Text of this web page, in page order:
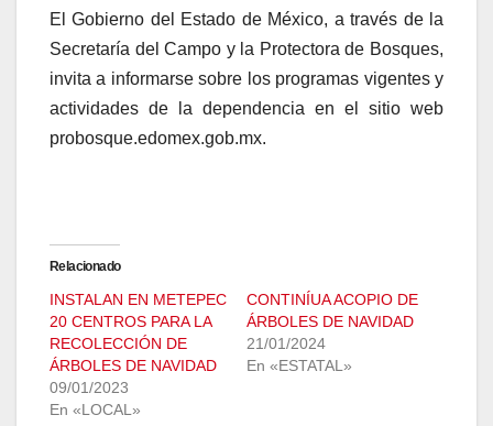
El Gobierno del Estado de México, a través de la
Secretaría del Campo y la Protectora de Bosques,
invita a informarse sobre los programas vigentes y
actividades de la dependencia en el sitio web
probosque.edomex.gob.mx.
Relacionado
INSTALAN EN METEPEC
20 CENTROS PARA LA
RECOLECCIÓN DE
ÁRBOLES DE NAVIDAD
09/01/2023
En «LOCAL»
CONTINÍUA ACOPIO DE
ÁRBOLES DE NAVIDAD
21/01/2024
En «ESTATAL»